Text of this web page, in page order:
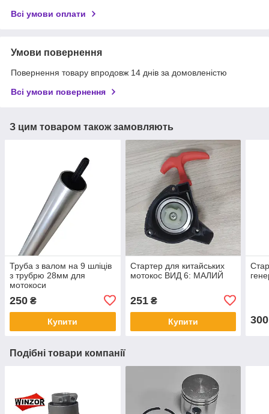
Всі умови оплати
Умови повернення
Повернення товару впродовж 14 днів за домовленістю
Всі умови повернення
З цим товаром також замовляють
Труба з валом на 9 шліців
з трубрю 28мм для
мотокоси
250 ₴
Купити
Стартер для китайських
мотокос ВИД 6: МАЛИЙ
251₴
Купити 300
Подібні товари компанії